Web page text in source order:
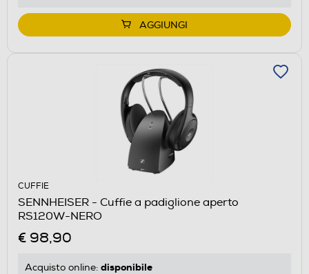
AGGIUNGI
CUFFIE
SENNHEISER - Cuffie a padiglione aperto
RS120W-NERO
€ 98,90
Acquisto online: disponibile